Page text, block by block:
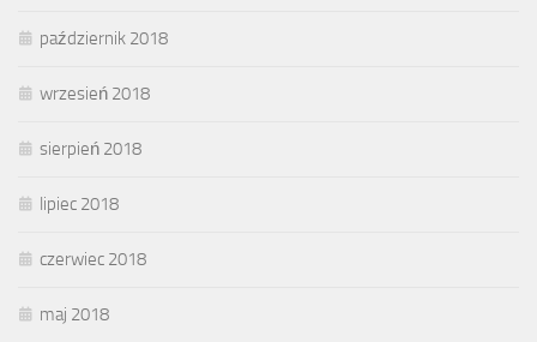
październik 2018
wrzesień 2018
sierpień 2018
lipiec 2018
czerwiec 2018
maj 2018